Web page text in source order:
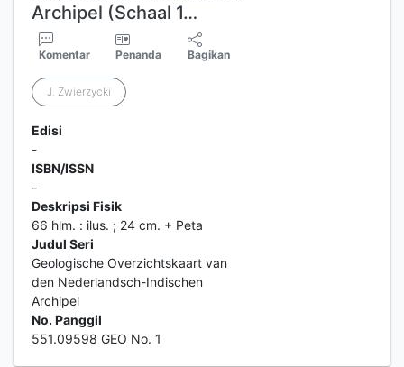
Archipel (Schaal 1…
Komentar Penanda Bagikan
J. Zwierzycki
Edisi
-
ISBN/ISSN
-
Deskripsi Fisik
66 hlm. : ilus. ; 24 cm. + Peta
Judul Seri
Geologische Overzichtskaart van
den Nederlandsch-Indischen
Archipel
No. Panggil
551.09598 GEO No. 1